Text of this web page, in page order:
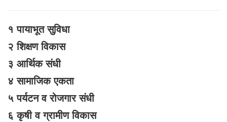
१ पायाभूत सुविधा
२ शिक्षण विकास
३ आर्थिक संधी
४ सामाजिक एकता
५ पर्यटन व रोजगार संधी
६ कृषी व ग्रामीण विकास